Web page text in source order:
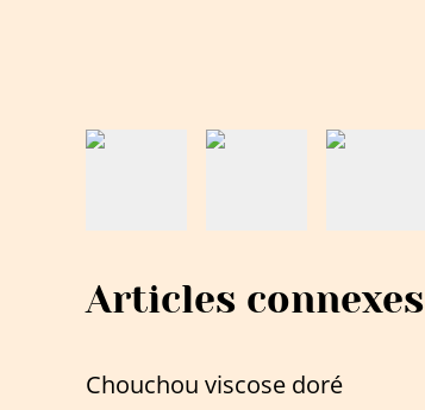
Articles connexes
Chouchou viscose doré